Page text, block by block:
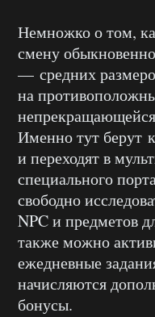
Немножко о том,
смену
— средних
на
Именно тут берут
и переходят в
специального
свободно
NPC и предметов
также можно
ежедневные
начисляются
бонусы.